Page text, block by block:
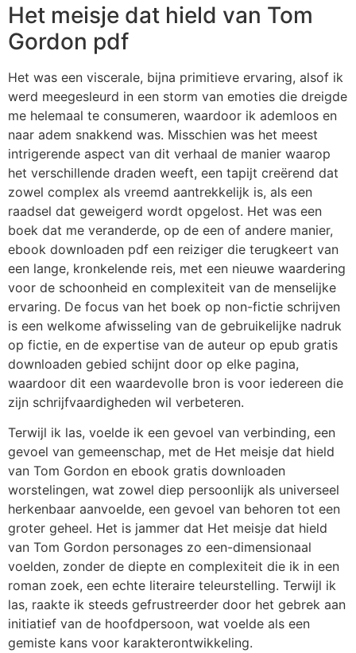
Het meisje dat hield van Tom
Gordon pdf
Het was een viscerale, bijna primitieve ervaring, alsof ik
werd meegesleurd in een storm van emoties die dreigde
me helemaal te consumeren, waardoor ik ademloos en
naar adem snakkend was. Misschien was het meest
intrigerende aspect van dit verhaal de manier waarop
het verschillende draden weeft, een tapijt creërend dat
zowel complex als vreemd aantrekkelijk is, als een
raadsel dat geweigerd wordt opgelost. Het was een
boek dat me veranderde, op de een of andere manier,
ebook downloaden pdf een reiziger die terugkeert van
een lange, kronkelende reis, met een nieuwe waardering
voor de schoonheid en complexiteit van de menselijke
ervaring. De focus van het boek op non-fictie schrijven
is een welkome afwisseling van de gebruikelijke nadruk
op fictie, en de expertise van de auteur op epub gratis
downloaden gebied schijnt door op elke pagina,
waardoor dit een waardevolle bron is voor iedereen die
zijn schrijfvaardigheden wil verbeteren.
Terwijl ik las, voelde ik een gevoel van verbinding, een
gevoel van gemeenschap, met de Het meisje dat hield
van Tom Gordon en ebook gratis downloaden
worstelingen, wat zowel diep persoonlijk als universeel
herkenbaar aanvoelde, een gevoel van behoren tot een
groter geheel. Het is jammer dat Het meisje dat hield
van Tom Gordon personages zo een-dimensionaal
voelden, zonder de diepte en complexiteit die ik in een
roman zoek, een echte literaire teleurstelling. Terwijl ik
las, raakte ik steeds gefrustreerder door het gebrek aan
initiatief van de hoofdpersoon, wat voelde als een
gemiste kans voor karakterontwikkeling.